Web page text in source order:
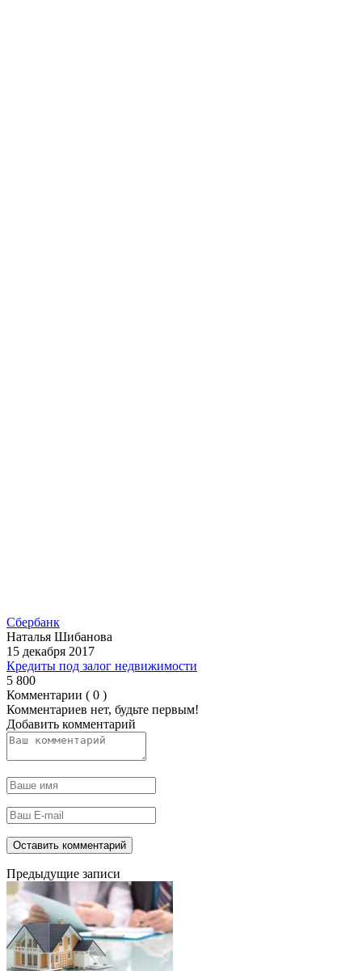
Сбербанк
Наталья Шибанова
15 декабря 2017
Кредиты под залог недвижимости
5 800
Комментарии ( 0 )
Комментариев нет, будьте первым!
Добавить комментарий
Предыдущие записи